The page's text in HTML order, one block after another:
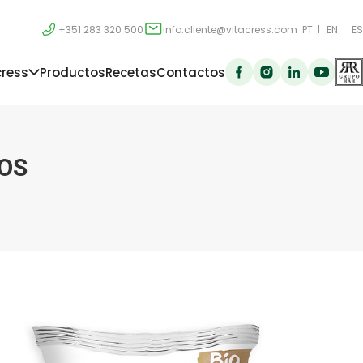
+351 283 320 500 info.cliente@vitacress.com PT EN ES
ProductosRecetasContactos